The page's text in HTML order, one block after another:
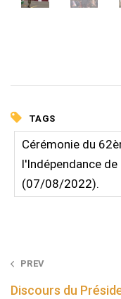
TAGS
Cérémonie du
l'Indépendance
(07/08/2022).
Post
navigation
PREV
Discours du